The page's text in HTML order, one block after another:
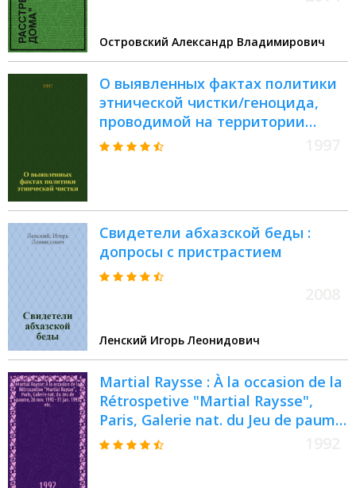
Островский Александр Владимирович
О выявленных фактах политики
этнической чистки/геноцида,
проводимой на территории
Абхазии, Грузия, и
международными принципами
надлежащего судебного
процесса : Заключение Гос.
комис. Грузии по установлению
отношении груз. населения
Абхазии, Грузия, и передачи
материалов в Междунар.
трибунал
Свидетели абхазской беды :
допросы с пристрастием
Ленский Игорь Леонидович
Martial Raysse : À la occasion de la
Rétrospetive "Martial Raysse",
Paris, Galerie nat. du Jeu de paume,
26 nov. 1992 - 31 jan. 1993 etc. =